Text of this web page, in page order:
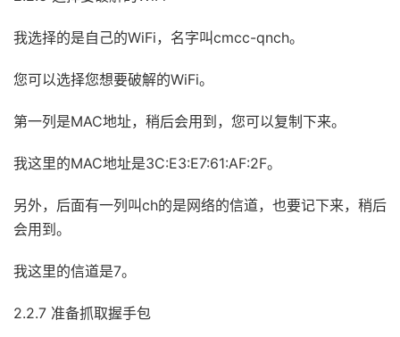
我选择的是自己的WiFi，名字叫cmcc-qnch。
您可以选择您想要破解的WiFi。
第一列是MAC地址，稍后会用到，您可以复制下来。
我这里的MAC地址是3C:E3:E7:61:AF:2F。
另外，后面有一列叫ch的是网络的信道，也要记下来，稍后
会用到。
我这里的信道是7。
2.2.7 准备抓取握手包